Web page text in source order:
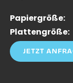
Papiergröße:
Plattengröße:
JETZT